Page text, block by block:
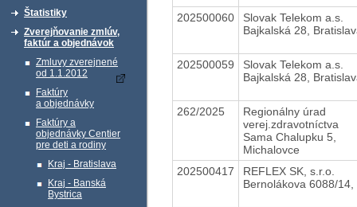
Štatistiky
Zverejňovanie zmlúv,
faktúr a objednávok
Zmluvy zverejnené
od 1.1.2012
Faktúry
a objednávky
Faktúry a
objednávky Centier
pre deti a rodiny
Kraj - Bratislava
Kraj - Banská
Bystrica
202500060
Slovak Telekom a.s.
Bajkalská 28,
202500059
Slovak Telekom a.s.
Bajkalská 28,
262/2025
Regionálny úrad
verej.zdravotníctva
Sama Chalupku 5,
Michalovce
202500417
REFLEX SK, s.r.o.
Bernolákova 6088/14,